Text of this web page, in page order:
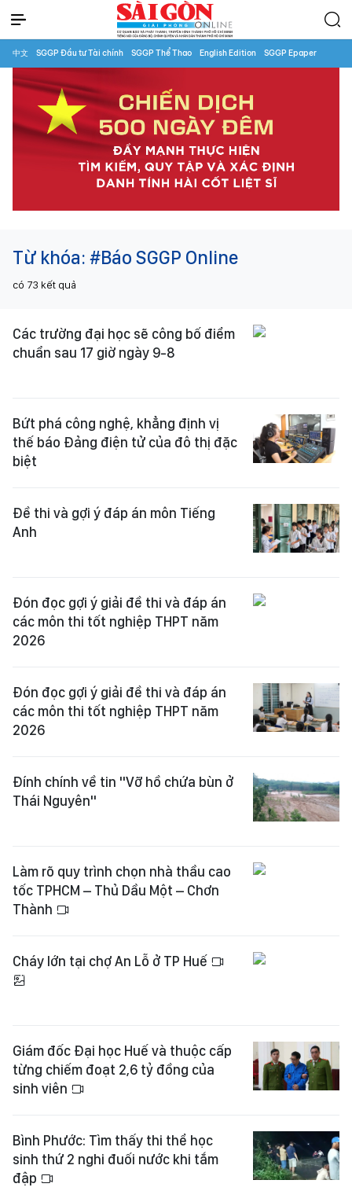
中文 SGGP Đầu tư Tài chính SGGP Thể Thao English Edition SGGP Epaper
Từ khóa: #Báo SGGP Online
có 73 kết quả
Các trường đại học sẽ công bố điểm
chuẩn sau 17 giờ ngày 9-8
Bứt phá công nghệ, khẳng định vị
thế báo Đảng điện tử của đô thị đặc
biệt
Đề thi và gợi ý đáp án môn Tiếng
Anh
Đón đọc gợi ý giải đề thi và đáp án
các môn thi tốt nghiệp THPT năm
2026
Đón đọc gợi ý giải đề thi và đáp án
các môn thi tốt nghiệp THPT năm
2026
Đính chính về tin "Vỡ hồ chứa bùn ở
Thái Nguyên"
Làm rõ quy trình chọn nhà thầu cao
tốc TPHCM – Thủ Dầu Một – Chơn
Thành
Cháy lớn tại chợ An Lỗ ở TP Huế
Giám đốc Đại học Huế và thuộc cấp
từng chiếm đoạt 2,6 tỷ đồng của
sinh viên
Bình Phước: Tìm thấy thi thể học
sinh thứ 2 nghi đuối nước khi tắm
đập